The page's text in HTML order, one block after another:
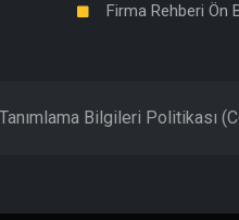
Firma Rehberi Ön
Tanımlama Bilgileri Politikası